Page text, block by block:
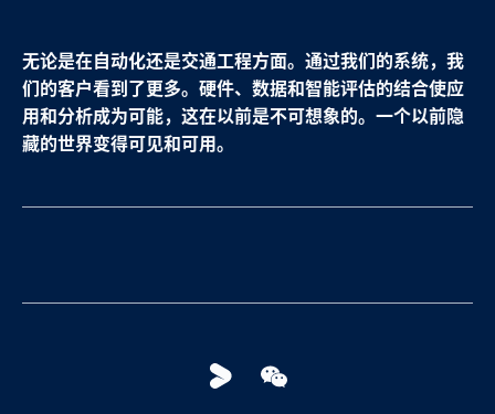
无论是在自动化还是交通工程方面。通过我们的系统，我
们的客户看到了更多。硬件、数据和智能评估的结合使应
用和分析成为可能，这在以前是不可想象的。一个以前隐
藏的世界变得可见和可用。
Youku